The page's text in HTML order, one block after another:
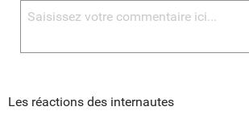
Les réactions des internautes